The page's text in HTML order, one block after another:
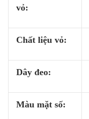
vỏ:
Chất liệu vỏ:
Dây đeo:
Màu mặt số: